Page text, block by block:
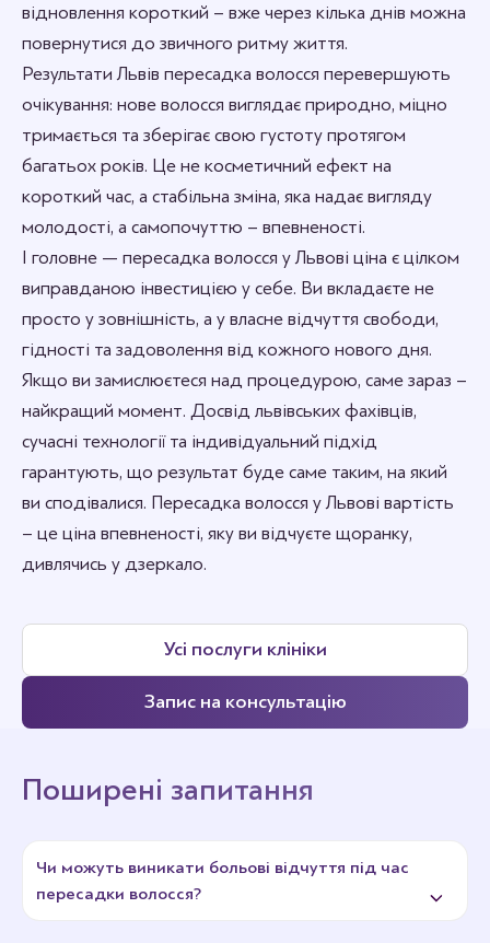
відновлення короткий – вже через кілька днів можна
повернутися до звичного ритму життя.
Результати Львів пересадка волосся перевершують
очікування: нове волосся виглядає природно, міцно
тримається та зберігає свою густоту протягом
багатьох років. Це не косметичний ефект на
короткий час, а стабільна зміна, яка надає вигляду
молодості, а самопочуттю – впевненості.
І головне — пересадка волосся у Львові ціна є цілком
виправданою інвестицією у себе. Ви вкладаєте не
просто у зовнішність, а у власне відчуття свободи,
гідності та задоволення від кожного нового дня.
Якщо ви замислюєтеся над процедурою, саме зараз –
найкращий момент. Досвід львівських фахівців,
сучасні технології та індивідуальний підхід
гарантують, що результат буде саме таким, на який
ви сподівалися. Пересадка волосся у Львові вартість
– це ціна впевненості, яку ви відчуєте щоранку,
дивлячись у дзеркало.
Усі послуги клініки
Запис на консультацію
Поширені запитання
Чи можуть виникати больові відчуття під час
пересадки волосся?